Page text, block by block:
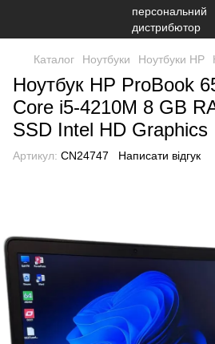
Каталог Ноутбуки Ноутбуки HP
Ноутбук HP ProBook
Core i5-4210M 8 GB
SSD Intel HD Graphics
Артикул: CN24747 Написати відгук